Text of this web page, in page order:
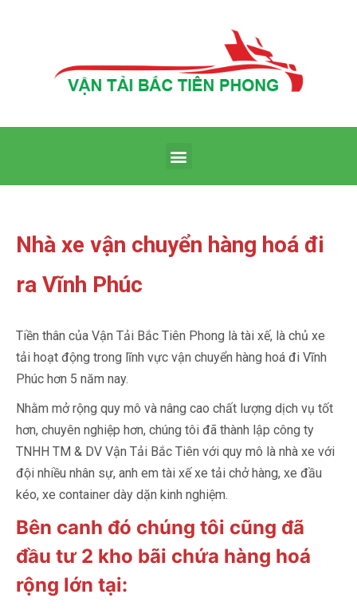
Nhà xe vận chuyển hàng hoá đi
ra Vĩnh Phúc
Tiền thân của Vận Tải Bắc Tiên Phong là tài xế, là chủ xe
tải hoạt động trong lĩnh vực vận chuyển hàng hoá đi Vĩnh
Phúc hơn 5 năm nay.
Nhằm mở rộng quy mô và nâng cao chất lượng dịch vụ tốt
hơn, chuyên nghiệp hơn, chúng tôi đã thành lập công ty
TNHH TM & DV Vận Tải Bắc Tiên với quy mô là nhà xe với
đội nhiều nhân sự, anh em tài xế xe tải chở hàng, xe đầu
kéo, xe container dày dặn kinh nghiệm.
Bên canh đó chúng tôi cũng đã
đầu tư 2 kho bãi chứa hàng hoá
rộng lớn tại: